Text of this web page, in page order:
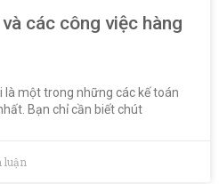
các công việc hàng
là một trong những các kế toán
Bạn chỉ cần biết chút
luận